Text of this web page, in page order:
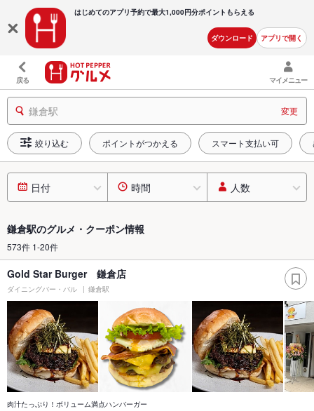
はじめてのアプリ予約で最大1,000円分ポイントもらえる
ダウンロード アプリで開く
戻る マイメニュー
鎌倉駅 変更
絞り込む ポイントがつかえる スマート支払い可
日付 時間 人数
鎌倉駅のグルメ・クーポン情報
573件 1-20件
Gold Star Burger 鎌倉店
ダイニングバー・バル 鎌倉駅
肉汁たっぷり！ボリューム満点ハンバーガー